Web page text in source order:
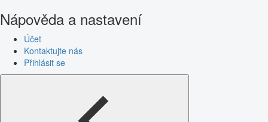
Nápověda a nastavení
Účet
Kontaktujte nás
Přihlásit se